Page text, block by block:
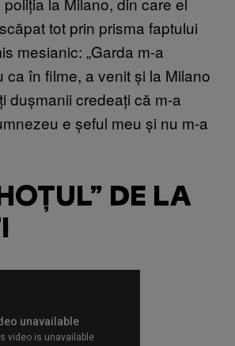
tot prin prisma faptului
mesianic: „Garda m-a
ca în filme, a venit și la Milano
dușmanii credeați că m-a
e șeful meu și nu m-a
DE LA